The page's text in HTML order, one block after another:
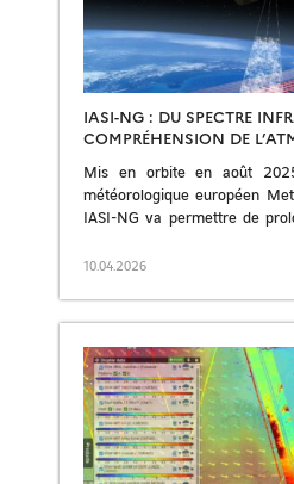
IASI-NG : DU SPECTRE
COMPRÉHENSION DE
Mis en orbite en août
météorologique européen
IASI-NG va permettre de
Metop […]
10.04.2026